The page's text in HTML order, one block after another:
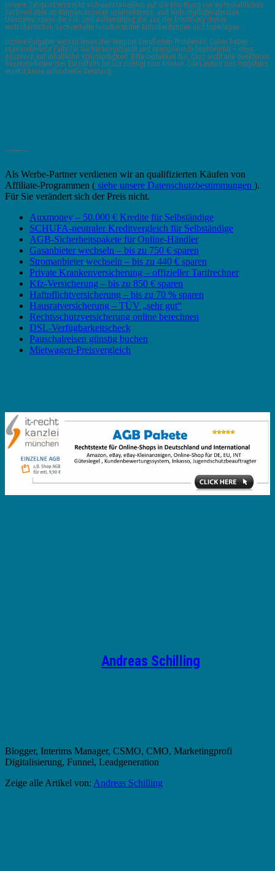
Unsere Tätigkeit erstreckt sich ausschließlich auf die Ermittlung von wirtschaftlichen
Sachverhalten im Rahmen unseres unternehmens- und wirtschaftsberatenden
Mandates sowie die Vor- und Aufbereitung der aus der Ermittlung dieser
wirtschaftlichen Sachverhalte resultierenden Entscheidungen und Unterlagen.
Unsere Ratgeber weisen Ihnen den Weg bei beruflichen Problemen. Daher haben
praxisrelevante Fälle für Sie herausgesucht und exemplarisch beantwortet – ohne
Anspruch auf inhaltliche Vollständigkeit. Bitte bedenken Sie, dass nicht alle denkbaren
Besonderheiten des Einzelfalls berücksichtigt sein können. Die Lektüre des Ratgebers
ersetzt keine individuelle Beratung.
Als Werbe-Partner verdienen wir an qualifizierten Käufen von
Affiliate-Programmen ( siehe unsere Datenschutzbestimmungen ).
Für Sie verändert sich der Preis nicht.
Auxmoney – 50.000 € Kredite für Selbständige
SCHUFA-neutraler Kreditvergleich für Selbständige
AGB-Sicherheitspakete für Online-Händler
Gasanbieter wechseln – bis zu 750 € sparen
Stromanbieter wechseln – bis zu 440 € sparen
Private Krankenversicherung – offizieller Tarifrechner
Kfz-Versicherung – bis zu 850 € sparen
Haftpflichtversicherung – bis zu 70 % sparen
Hausratversicherung – TÜV „sehr gut“
Rechtsschutzversicherung online berechnen
DSL-Verfügbarkeitscheck
Pauschalreisen günstig buchen
Mietwagen-Preisvergleich
Andreas Schilling
Blogger, Interims Manager, CSMO, CMO, Marketingprofi
Digitalisierung, Funnel, Leadgeneration
Zeige alle Artikel von: Andreas Schilling